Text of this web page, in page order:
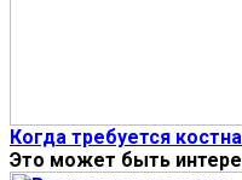
Когда требуется
Это может быть